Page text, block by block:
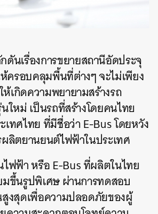
ดันเรื่องการขยายสถานีอัดประจุ
ครอบคลุมพื้นที่ต่างๆ จะไม่เพียง
เกิดความพยายามสร้างรถ
ใหม่ เป็นรถที่สร้างโดยคนไทย
ทศไทย ที่มีชื่อว่า E-Bus โดยหวัง
ลิตยานยนต์ไฟฟ้าในประเทศ
ไฟฟ้า หรือ E-Bus ที่ผลิตในไทย
ขึ้นรูปพิเศษ ผ่านการทดสอบ
งสุดเพื่อความปลอดภัยของผู้